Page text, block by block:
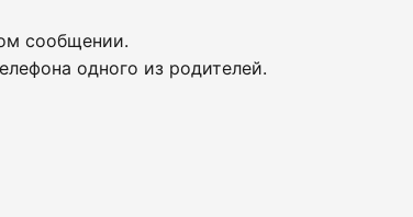
сообщении.
одного из родителей.